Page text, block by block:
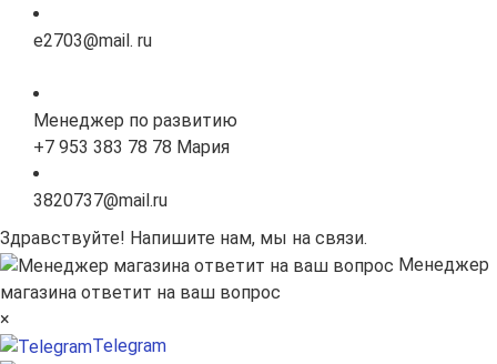
e2703@mail. ru
Менеджер по развитию
+7 953 383 78 78 Мария
3820737@mail.ru
Здравствуйте! Напишите нам, мы на связи.
Менеджер
магазина ответит на ваш вопрос
×
Telegram